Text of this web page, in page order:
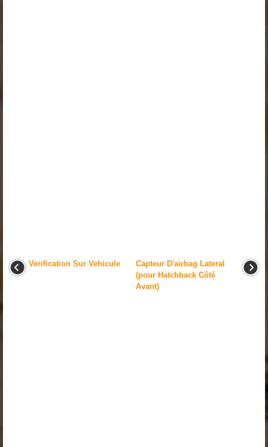
Verification Sur Vehicule
Capteur D'airbag Lateral
(pour Hatchback Côté
Avant)